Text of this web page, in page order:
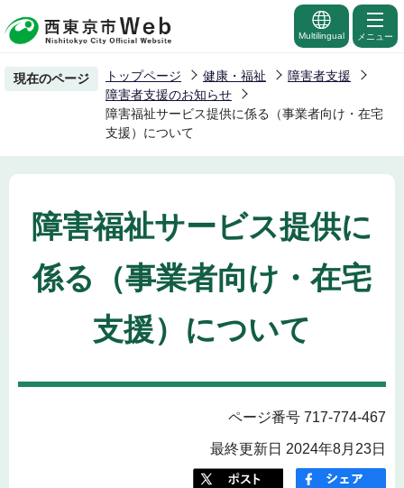
の
ー
先
頭
Multilingual メニュー
現在のページ トップページ 健康・福祉
障害者支援
障害者支援のお知らせ
障害福祉サービス提供に係る（事業者向け・在宅
支援）について
障害福祉サービス提供に
係る（事業者向け・在宅
支援）について
ページ番号 717-774-467
最終更新日 2024年8月23日